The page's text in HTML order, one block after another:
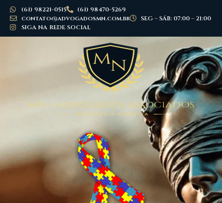
(61) 98221-0515
(61) 98470-5269
contato@advogadosmn.com.br
SEG – SÁB: 07:00 – 21:00
SIGA NA REDE SOCIAL